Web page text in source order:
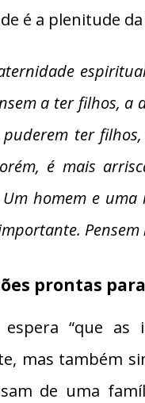
é a plenitude da
a ter filhos, a
puderem ter
é mais
homem e
Pensem
prontas
espera “que
mas também
de uma